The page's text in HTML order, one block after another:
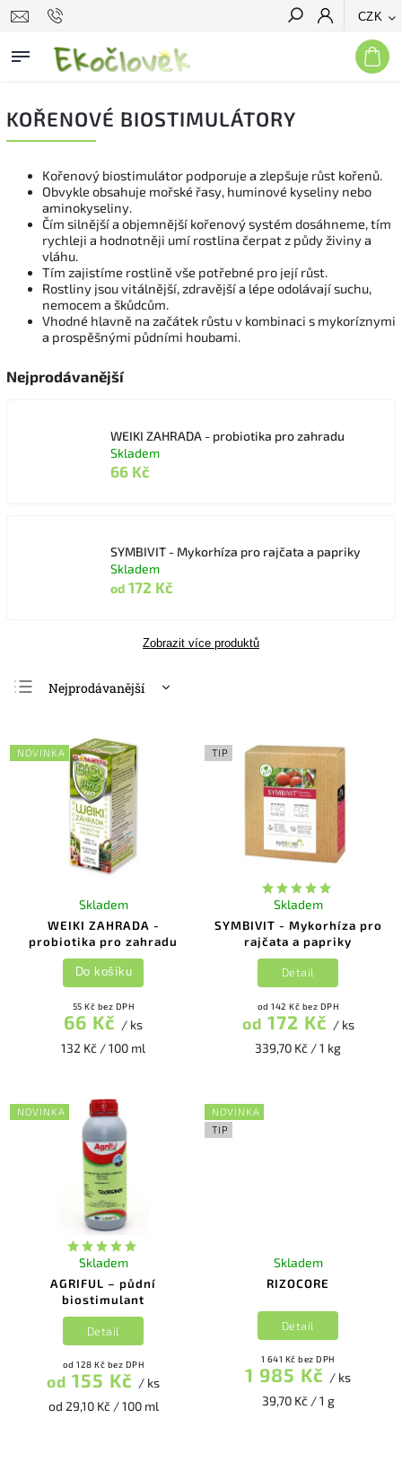
CZK
Hledat
KOŘENOVÉ BIOSTIMULÁTORY
Kořenový biostimulátor podporuje a zlepšuje růst kořenů.
Obvykle obsahuje mořské řasy, huminové kyseliny nebo
aminokyseliny.
Čím silnější a objemnější kořenový systém dosáhneme, tím
rychleji a hodnotněji umí rostlina čerpat z půdy živiny a
vláhu.
Tím zajistíme rostlině vše potřebné pro její růst.
Rostliny jsou vitálnější, zdravější a lépe odolávají suchu,
nemocem a škůdcům.
Vhodné hlavně na začátek růstu v kombinaci s mykoríznymi
a prospěšnými půdními houbami.
Nejprodávanější
WEIKI ZAHRADA - probiotika pro zahradu
Skladem
66 Kč
SYMBIVIT - Mykorhíza pro rajčata a papriky
Skladem
od 172 Kč
Zobrazit více produktů
Nejprodávanější
Nejdražší
Abecedně
NOVINKA
WEIKI ZAHRADA -
probiotika pro zahradu
Skladem
55 Kč bez DPH
66 Kč / ks
132 Kč / 100 ml
Do košíku
TIP
SYMBIVIT - Mykorhíza pro
rajčata a papriky
Skladem
od 142 Kč bez DPH
od 172 Kč / ks
339,70 Kč / 1 kg
Detail
NOVINKA
AGRIFUL – půdní
biostimulant
Skladem
od 128 Kč bez DPH
od 155 Kč / ks
od 29,10 Kč / 100 ml
Detail
NOVINKA
TIP
RIZOCORE
Skladem
1 641 Kč bez DPH
1 985 Kč / ks
39,70 Kč / 1 g
Detail